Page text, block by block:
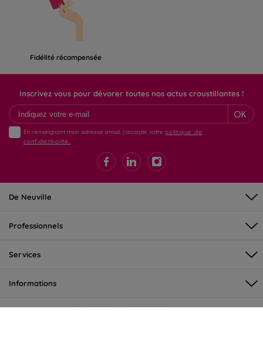
Fidélité récompensée
Inscrivez vous pour dévorer toutes nos actus croustillantes !
OK
En renseignant mon adresse email, j'accepte votre politique de
confidentialité.
De Neuville
Professionnels
Services
Informations